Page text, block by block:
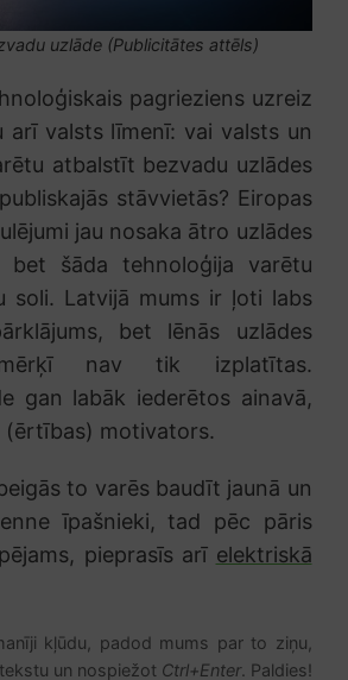
uzlāde (Publicitātes attēls)
pagrieziens uzreiz
arī valsts līmenī: vai valsts un
atbalstīt bezvadu uzlādes
stāvvietās? Eiropas
jau nosaka ātro uzlādes
šāda tehnoloģija varētu
soli. Latvijā mums ir ļoti labs
bet lēnās uzlādes
nav tik izplatītas.
gan labāk iederētos ainavā,
(ērtības) motivators.
to varēs baudīt jaunā un
īpašnieki, tad pēc pāris
pieprasīs arī elektriskā
kļūdu, padod mums par to ziņu,
un nospiežot Ctrl+Enter. Paldies!